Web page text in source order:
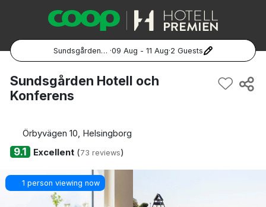
Sundsgården Hotell och Konferens ·09 Aug - 11 Aug·2 Guests
Popular Destinations:
Hela Sverige
Stockholm
Göteborg
Malmö
Sundsgården Hotell och
Konferens
Örbyvägen 10, Helsingborg
9.1 Excellent(73 reviews)
1 person viewing now